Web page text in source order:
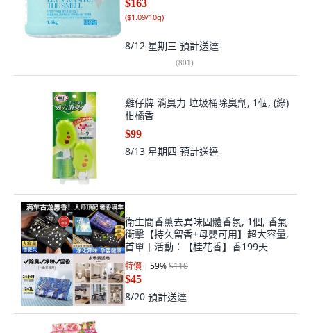
$163
($1.09/10g)
8/12 星期三 預計送達
(801)
雞仔牌 消臭力 垃圾桶除臭劑, 1個, (綠)
柑橘香
$99
8/13 星期四 預計送達
衛生間香薰去異味固體香氛, 1個, 香氣
衝擊【持久留香+母嬰可用】超大容量,
首單丨活動：【桂花香】香199天
特價 59%$110
$45
8/20 預計送達